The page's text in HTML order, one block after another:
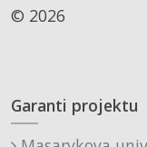
© 2026
Garanti projektu